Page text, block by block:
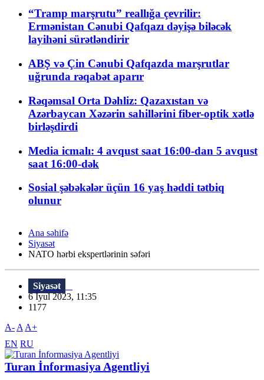
“Tramp marşrutu” reallığa çevrilir:
Ermənistan Cənubi Qafqazı dəyişə biləcək
layihəni sürətləndirir
ABŞ və Çin Cənubi Qafqazda marşrutlar
uğrunda rəqabət aparır
Rəqəmsal Orta Dəhliz: Qazaxıstan və
Azərbaycan Xəzərin sahillərini fiber-optik xətlə
birləşdirdi
Media icmalı: 4 avqust saat 16:00-dan 5 avqust
saat 16:00-dək
Sosial şəbəkələr üçün 16 yaş həddi tətbiq
olunur
Ana səhifə
Siyasət
NATO hərbi ekspertlərinin səfəri
Siyasət
6 İyul 2023, 11:35
1177
A- A A+
EN RU
Turan İnformasiya Agentliyi